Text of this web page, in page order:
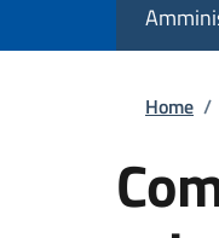
Home /